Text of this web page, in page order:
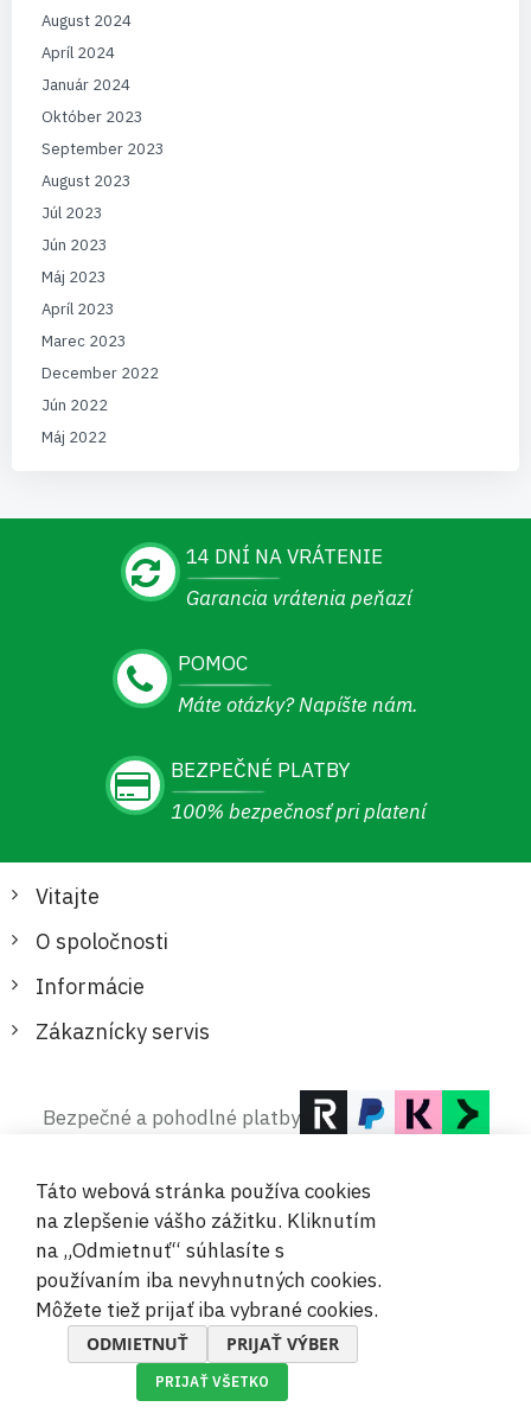
August 2024
Apríl 2024
Január 2024
Október 2023
September 2023
August 2023
Júl 2023
Jún 2023
Máj 2023
Apríl 2023
Marec 2023
December 2022
Jún 2022
Máj 2022
14 DNÍ NA VRÁTENIE
Garancia vrátenia peňazí
POMOC
Máte otázky? Napíšte nám.
BEZPEČNÉ PLATBY
100% bezpečnosť pri platení
Vitajte
O spoločnosti
Informácie
Zákaznícky servis
Bezpečné a pohodlné platby
© 2019-2026 Megamix s.r.o.
Táto webová stránka používa cookies
na zlepšenie vášho zážitku. Kliknutím
na „Odmietnuť“ súhlasíte s
používaním iba nevyhnutných cookies.
Môžete tiež prijať iba vybrané cookies.
ODMIETNUŤ PRIJAŤ VÝBER
PRIJAŤ VŠETKO